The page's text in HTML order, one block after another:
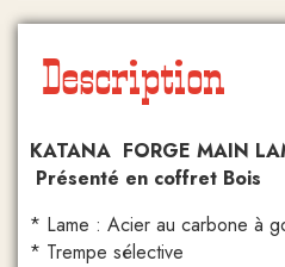
Description
KATANA FORGE MAIN
Présenté en coffret Bois
* Lame : Acier au carbone à
* Trempe sélective